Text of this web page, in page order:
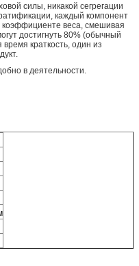
силы, никакой сегрегации
каждый компонент
веса, смешивая
достигнуть 80% (обычный
краткость, один из
в деятельности.